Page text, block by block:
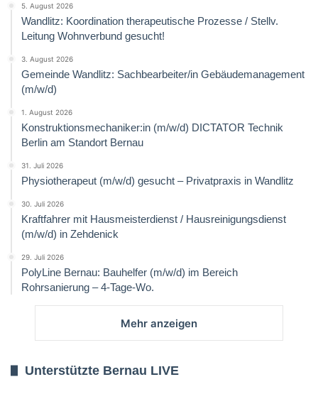
5. August 2026
Wandlitz: Koordination therapeutische Prozesse / Stellv.
Leitung Wohnverbund gesucht!
3. August 2026
Gemeinde Wandlitz: Sachbearbeiter/in Gebäudemanagement
(m/w/d)
1. August 2026
Konstruktionsmechaniker:in (m/w/d) DICTATOR Technik
Berlin am Standort Bernau
31. Juli 2026
Physiotherapeut (m/w/d) gesucht – Privatpraxis in Wandlitz
30. Juli 2026
Kraftfahrer mit Hausmeisterdienst / Hausreinigungsdienst
(m/w/d) in Zehdenick
29. Juli 2026
PolyLine Bernau: Bauhelfer (m/w/d) im Bereich
Rohrsanierung – 4-Tage-Wo.
Mehr anzeigen
Unterstützte Bernau LIVE